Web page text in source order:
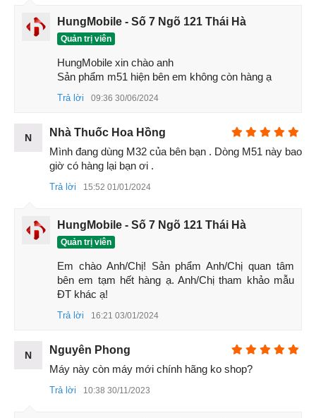
lên tới 64.MP mang lại những hình ảnh sắc nét kể cả
chụp trong điều kiện thiếu sáng. Tiếp đến là camera 12.MP
cho khả năng chụp ảnh bao quát với góc chụp mở rộng lên
tới 120 độ, nhưng hình ảnh thiên nhiên hùng vĩ đều có thể
sâu trường ảnh để hỗ trợ cho việc xóa phông được mượt
mà hơn. Ngoài việc chụp ảnh ấn tượng, Samsung M51
cũng cho bạn khả năng quay video 4K siêu săc nét.
Camera trước có độ phân giải 32.MP cũng là điểm mạnh
giải khủng mà máy còn hỗ trợ các tính năng làm đẹp và
chụp HDRmang lại cho bạn những bức anh Selfie hơn cả
HungMobile - Số 7 Ngõ 121 Thái Hà
Quản trị viên
HungMobile xin chào anh
Sản phẩm m51 hiện bên em không còn hàng ạ
Trả lời 09:36 30/06/2024
N
Nhà Thuốc Hoa Hồng
Mình đang dùng M32 của bên bạn . Dòng M51 này bao
giờ có hàng lại bạn ơi .
Trả lời 15:52 01/01/2024
HungMobile - Số 7 Ngõ 121 Thái Hà
Quản trị viên
Em chào Anh/Chị! Sản phẩm Anh/Chị quan tâm
bên em tạm hết hàng ạ. Anh/Chị tham khảo mẫu
ĐT khác ạ!
Trả lời 16:21 03/01/2024
N
Nguyên Phong
Máy này còn máy mới chính hãng ko shop?
Trả lời 10:38 30/11/2023